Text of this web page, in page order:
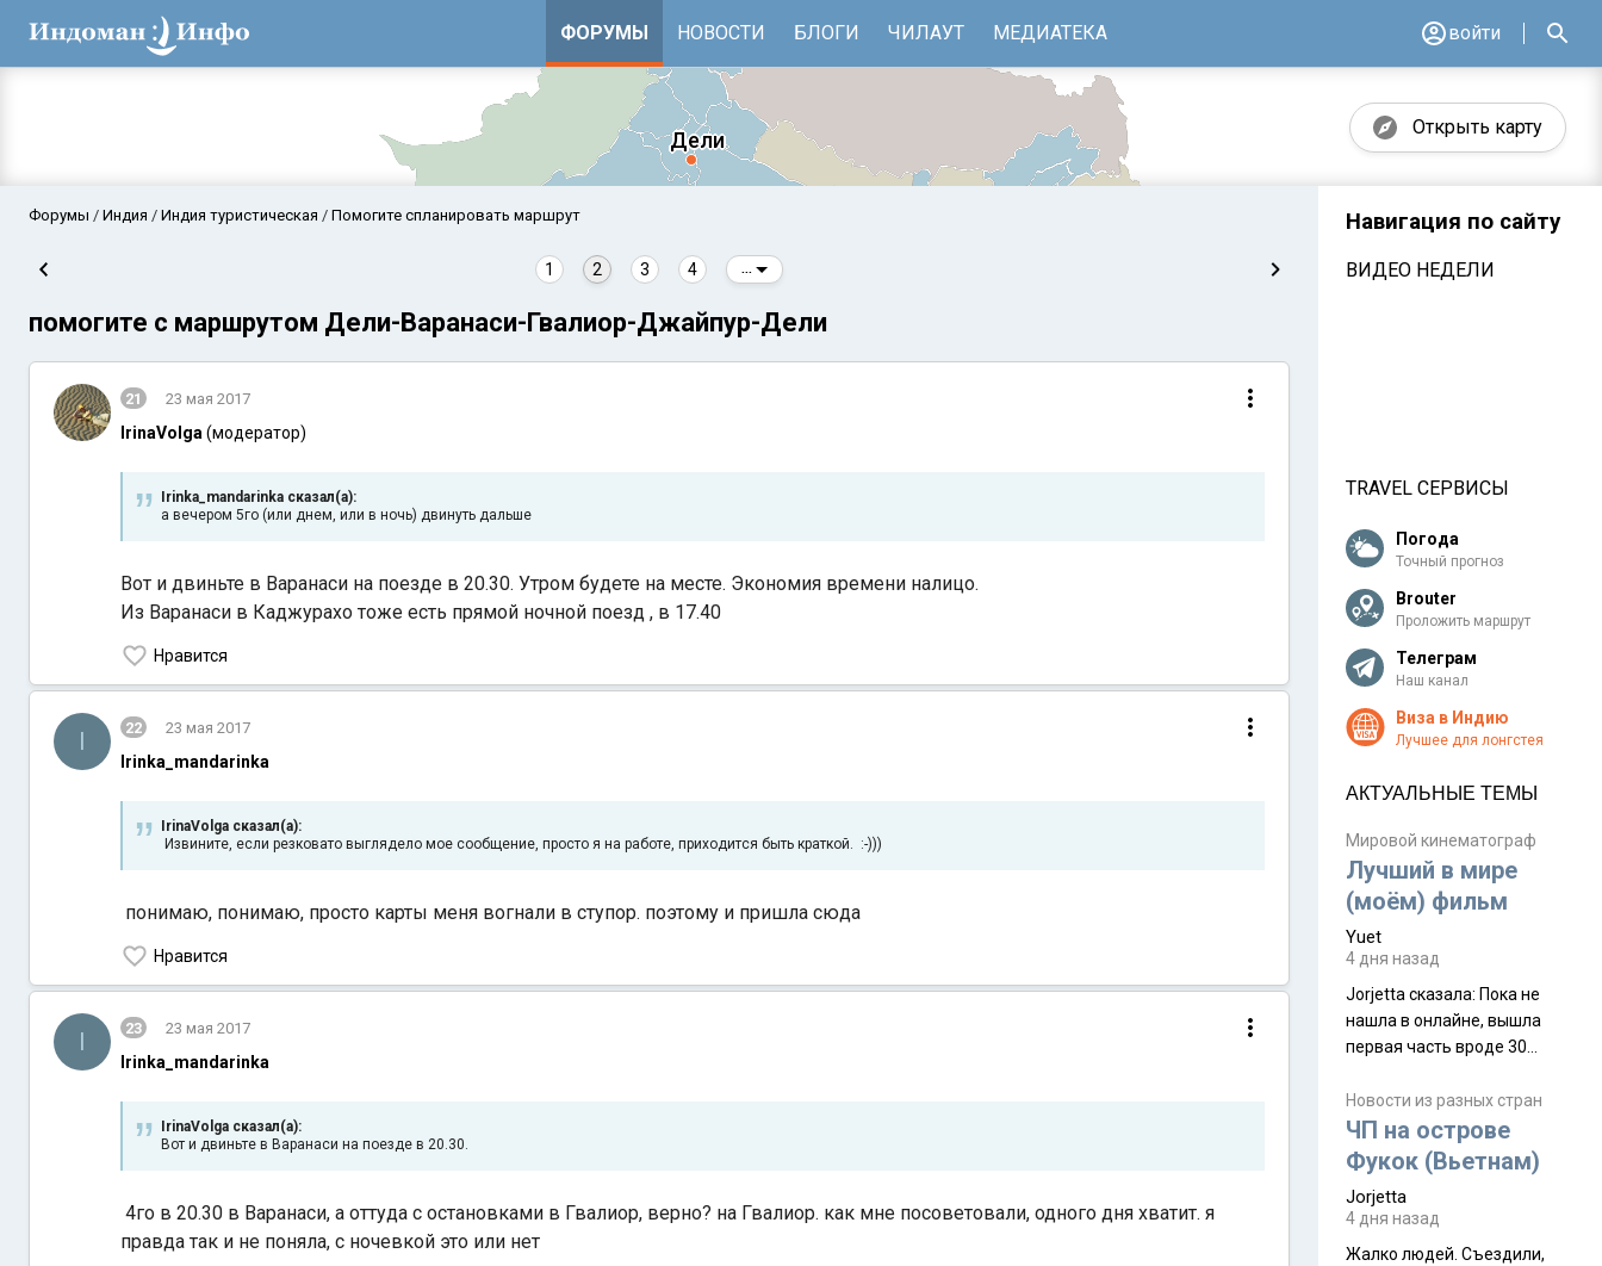
ФОРУМЫ НОВОСТИ БЛОГИ ЧИЛАУТ МЕДИАТЕКА войти
Открыть карту
Форумы Индия Индия туристическая Помогите спланировать маршрут
1 2 3 4
помогите с маршрутом Дели-Варанаси-Гвалиор-Джайпур-Дели
21 23 мая 2017
IrinaVolga (модератор)
Irinka_mandarinka сказал(а):
а вечером 5го (или днем, или в ночь) двинуть дальше
Вот и двиньте в Варанаси на поезде в 20.30. Утром будете на месте. Экономия времени налицо.
Из Варанаси в Каджурахо тоже есть прямой ночной поезд , в 17.40
Нравится
I 22 23 мая 2017
Irinka_mandarinka
IrinaVolga сказал(а):
Извините, если резковато выглядело мое сообщение, просто я на работе, приходится быть краткой. :-)))
понимаю, понимаю, просто карты меня вогнали в ступор. поэтому и пришла сюда
Нравится
I 23 23 мая 2017
Irinka_mandarinka
IrinaVolga сказал(а):
Вот и двиньте в Варанаси на поезде в 20.30.
4го в 20.30 в Варанаси, а оттуда с остановками в Гвалиор, верно? на Гвалиор. как мне посоветовали, одного дня хватит. я
правда так и не поняла, с ночевкой это или нет
Навигация по сайту
ВИДЕО НЕДЕЛИ
TRAVEL СЕРВИСЫ
Погода
Точный прогноз
Brouter
Проложить маршрут
Телеграм
Наш канал
Виза в Индию
Лучшее для лонгстея
АКТУАЛЬНЫЕ ТЕМЫ
Мировой кинематограф
Лучший в мире
(моём) фильм
Yuet
4 дня назад
Jorjetta сказалa: Пока не
нашла в онлайне, вышла
первая часть вроде 30
Дивали 8 ноября.
Новости из разных стран
ЧП на острове
Фукок (Вьетнам)
Jorjetta
4 дня назад
Жалко людей. Съездили,